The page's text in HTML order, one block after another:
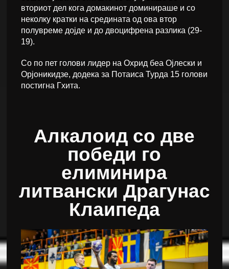
вториот дел кога домакинот доминираше и со
неколку кратки на средината од ова втор
полувреме дојде и до двоцифрена разлика (29-
19).
Со по пет голови лидер на Охрид беа Ојлески и
Орјоникидзе, додека за Потаиса Турда 15 голови
постигна Гхита.
Алкалоид со две
победи го
елиминира
литвански Драгунас
Клаипеда